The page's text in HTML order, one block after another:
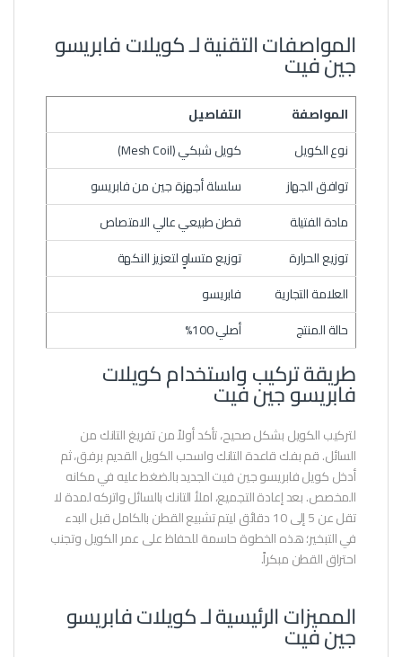
المواصفات التقنية لـ كويلات فابريسو
جين فيت
المواصفة
التفاصيل
نوع الكويل
كويل شبكي (Mesh Coil)
توافق الجهاز
سلسلة أجهزة جين من فابريسو
مادة الفتيلة
قطن طبيعي عالي الامتصاص
توزيع الحرارة
توزيع متساوٍ لتعزيز النكهة
العلامة التجارية
فابريسو
حالة المنتج
أصلي 100%
طريقة تركيب واستخدام كويلات
فابريسو جين فيت
لتركيب الكويل بشكل صحيح، تأكد أولاً من تفريغ التانك من
السائل. قم بفك قاعدة التانك واسحب الكويل القديم برفق، ثم
أدخل كويل فابريسو جين فيت الجديد بالضغط عليه في مكانه
المخصص. بعد إعادة التجميع، املأ التانك بالسائل واتركه لمدة لا
تقل عن 5 إلى 10 دقائق ليتم تشبيع القطن بالكامل قبل البدء
في التبخير؛ هذه الخطوة حاسمة للحفاظ على عمر الكويل وتجنب
احتراق القطن مبكراً.
المميزات الرئيسية لـ كويلات فابريسو
جين فيت